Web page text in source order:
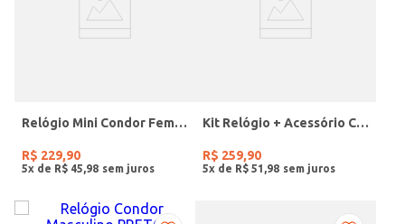
Relógio Mini Condor Feminino DOURADO
R$ 229,90
5x de R$ 45 98
Kit Relógio + Acessório Condor Feminino DOURADO
R$ 259,90
5x de R$ 51 98